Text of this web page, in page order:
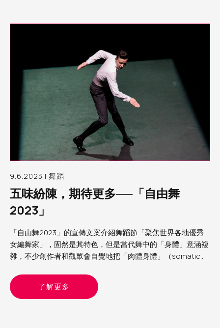
9.6.2023 | 舞蹈
五味紛陳，期待更多──「自由舞
2023」
「自由舞2023」的宣傳文案介紹舞蹈節「聚焦世界各地優秀
女編舞家」，固然是其特色，但是當代舞中的「身體」意涵複
雜，不少創作者和觀眾會自覺地把「肉體身體」（somatic
（intertextuality）理論框架的立論：生理性別不過是組成
「文化個人」的眾多面向之一，重要的是察覺面向與面向的交
了解更多